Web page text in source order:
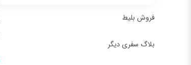
فروش بلیط
بلاگ سفری دیگر